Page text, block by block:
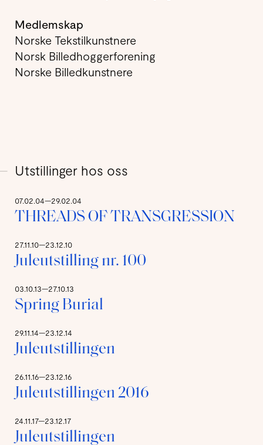
Medlemskap
Norske Tekstilkunstnere
Norsk Billedhoggerforening
Norske Billedkunstnere
Utstillinger hos oss
07.02.04—29.02.04
THREADS OF TRANSGRESSION
27.11.10—23.12.10
Juleutstilling nr. 100
03.10.13—27.10.13
Spring Burial
29.11.14—23.12.14
Juleutstillingen
26.11.16—23.12.16
Juleutstillingen 2016
24.11.17—23.12.17
Juleutstillingen